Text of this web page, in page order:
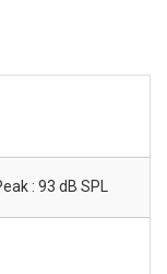
: 93 dB SPL